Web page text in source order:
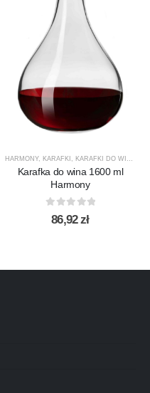
HARMONY, KARAFKI , KARAFKI DO WINA
Karafka do wina 1600 ml
Harmony
out of 5
86,92zł